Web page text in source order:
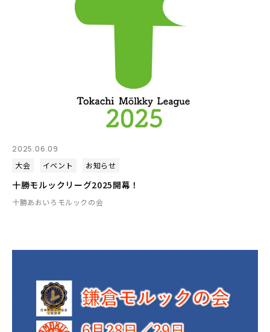
2025.06.09
大会
イベント お知らせ
十勝モルックリーグ2025開幕！
十勝あおいろモルックの会